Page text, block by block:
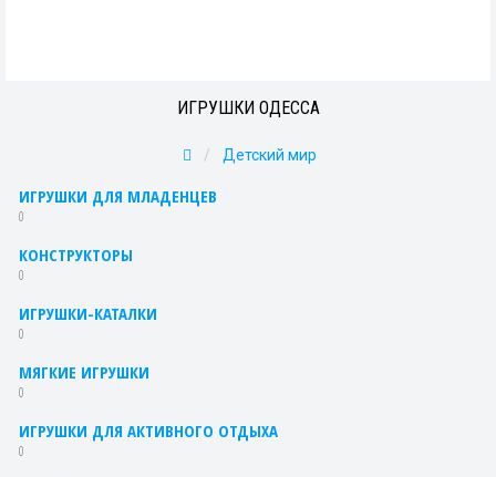
ИГРУШКИ ОДЕССА
Детский мир
ИГРУШКИ ДЛЯ МЛАДЕНЦЕВ
0
КОНСТРУКТОРЫ
0
ИГРУШКИ-КАТАЛКИ
0
МЯГКИЕ ИГРУШКИ
0
ИГРУШКИ ДЛЯ АКТИВНОГО ОТДЫХА
0